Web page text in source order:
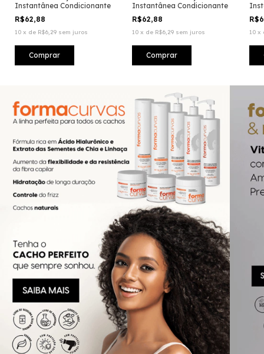
Instantânea Condicionante
R$62,88
10 x de R$6,29 sem juros
Instantânea Condicionante
R$62,88
10 x de R$6,29 sem juros 10 x